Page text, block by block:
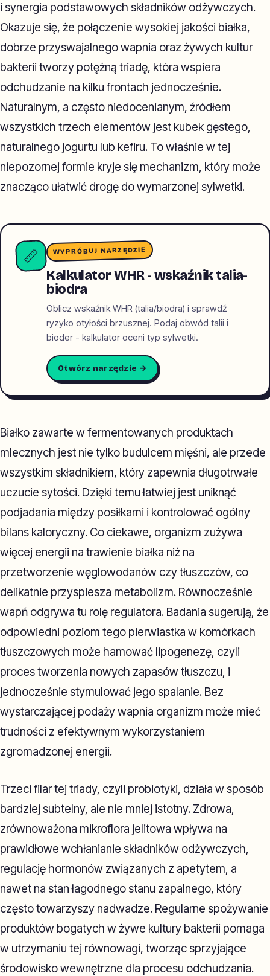
i synergia podstawowych składników odżywczych.
Okazuje się, że połączenie wysokiej jakości białka,
dobrze przyswajalnego wapnia oraz żywych kultur
bakterii tworzy potężną triadę, która wspiera
odchudzanie na kilku frontach jednocześnie.
Naturalnym, a często niedocenianym, źródłem
wszystkich trzech elementów jest kubek gęstego,
naturalnego jogurtu lub kefiru. To właśnie w tej
niepozornej formie kryje się mechanizm, który może
znacząco ułatwić drogę do wymarzonej sylwetki.
📏 WYPRÓBUJ NARZĘDZIE
Kalkulator WHR - wskaźnik talia-
biodra
Oblicz wskaźnik WHR (talia/biodra) i sprawdź
ryzyko otyłości brzusznej. Podaj obwód talii i
bioder - kalkulator oceni typ sylwetki.
Otwórz narzędzie →
Białko zawarte w fermentowanych produktach
mlecznych jest nie tylko budulcem mięśni, ale przede
wszystkim składnikiem, który zapewnia długotrwałe
uczucie sytości. Dzięki temu łatwiej jest uniknąć
podjadania między posiłkami i kontrolować ogólny
bilans kaloryczny. Co ciekawe, organizm zużywa
więcej energii na trawienie białka niż na
przetworzenie węglowodanów czy tłuszczów, co
delikatnie przyspiesza metabolizm. Równocześnie
wapń odgrywa tu rolę regulatora. Badania sugerują, że
odpowiedni poziom tego pierwiastka w komórkach
tłuszczowych może hamować lipogenezę, czyli
proces tworzenia nowych zapasów tłuszczu, i
jednocześnie stymulować jego spalanie. Bez
wystarczającej podaży wapnia organizm może mieć
trudności z efektywnym wykorzystaniem
zgromadzonej energii.
Trzeci filar tej triady, czyli probiotyki, działa w sposób
bardziej subtelny, ale nie mniej istotny. Zdrowa,
zrównoważona mikroflora jelitowa wpływa na
prawidłowe wchłanianie składników odżywczych,
regulację hormonów związanych z apetytem, a
nawet na stan łagodnego stanu zapalnego, który
często towarzyszy nadwadze. Regularne spożywanie
produktów bogatych w żywe kultury bakterii pomaga
w utrzymaniu tej równowagi, tworząc sprzyjające
środowisko wewnętrzne dla procesu odchudzania.